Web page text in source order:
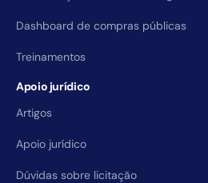
Dashboard de compras públicas
Treinamentos
Apoio jurídico
Artigos
Apoio jurídico
Dúvidas sobre licitação